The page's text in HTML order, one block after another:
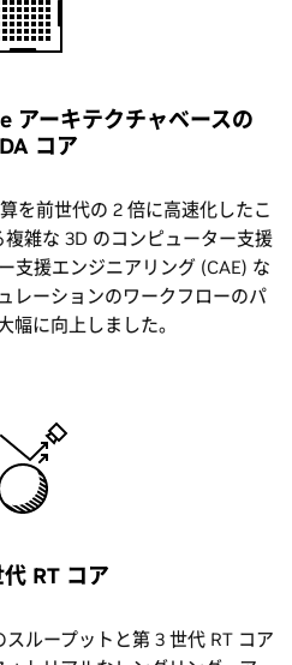
アーキテクチャベースの
コア
を前世代の 2 倍に高速化したこ
雑な 3D のコンピューター支援
支援エンジニアリング (CAE) な
レーションのワークフローのパ
幅に向上しました。
RT コア
ループットと第 3 世代 RT コア